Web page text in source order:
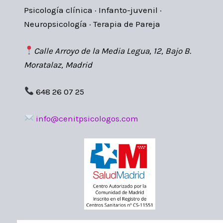
Psicología clínica · Infanto-juvenil ·
Neuropsicología · Terapia de Pareja
Calle Arroyo de la Media Legua, 12, Bajo B.
Moratalaz, Madrid
648 26 07 25
info@cenitpsicologos.com